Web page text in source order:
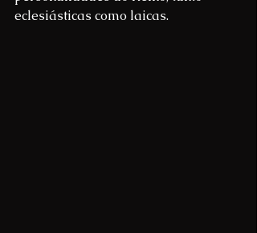
eclesiásticas como laicas.